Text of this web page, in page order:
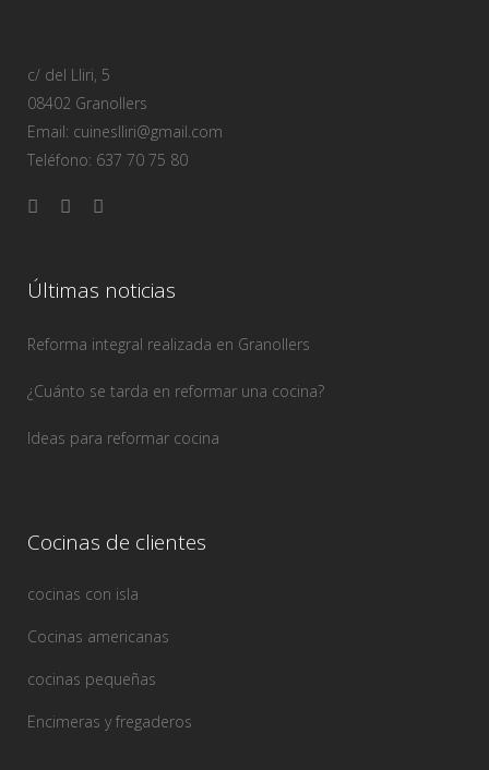
c/ del Lliri, 5
08402 Granollers
Email: cuineslliri@gmail.com
Teléfono: 637 70 75 80
Últimas noticias
Reforma integral realizada en Granollers
¿Cuánto se tarda en reformar una cocina?
Ideas para reformar cocina
Cocinas de clientes
cocinas con isla
Cocinas americanas
cocinas pequeñas
Encimeras y fregaderos